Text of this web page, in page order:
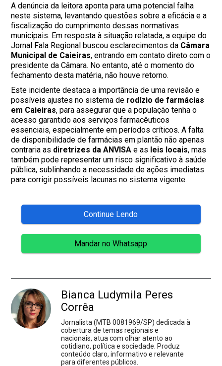
A denúncia da leitora aponta para uma potencial falha
neste sistema, levantando questões sobre a eficácia e a
fiscalização do cumprimento dessas normativas
municipais. Em resposta à situação relatada, a equipe do
Jornal Fala Regional buscou esclarecimentos da Câmara
Municipal de Caieiras, entrando em contato direto com o
presidente da Câmara. No entanto, até o momento do
fechamento desta matéria, não houve retorno.
Este incidente destaca a importância de uma revisão e
possíveis ajustes no sistema de rodízio de farmácias
em Caieiras, para assegurar que a população tenha o
acesso garantido aos serviços farmacêuticos
essenciais, especialmente em períodos críticos. A falta
de disponibilidade de farmácias em plantão não apenas
contraria as diretrizes da ANVISA e as leis locais, mas
também pode representar um risco significativo à saúde
pública, sublinhando a necessidade de ações imediatas
para corrigir possíveis lacunas no sistema vigente.
Continue Lendo
Mandar no Whatsapp
Bianca Ludymila Peres
Corrêa
Jornalista (MTB 0081969/SP) dedicada à
cobertura de temas regionais e
nacionais, atua com olhar atento ao
cotidiano, política e sociedade. Produz
conteúdo claro, informativo e relevante
para diferentes públicos.